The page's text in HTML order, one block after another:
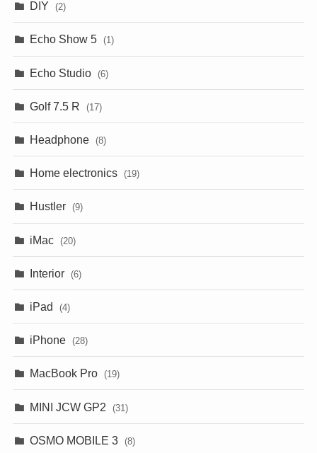
DIY (2)
Echo Show 5 (1)
Echo Studio (6)
Golf 7.5 R (17)
Headphone (8)
Home electronics (19)
Hustler (9)
iMac (20)
Interior (6)
iPad (4)
iPhone (28)
MacBook Pro (19)
MINI JCW GP2 (31)
OSMO MOBILE 3 (8)